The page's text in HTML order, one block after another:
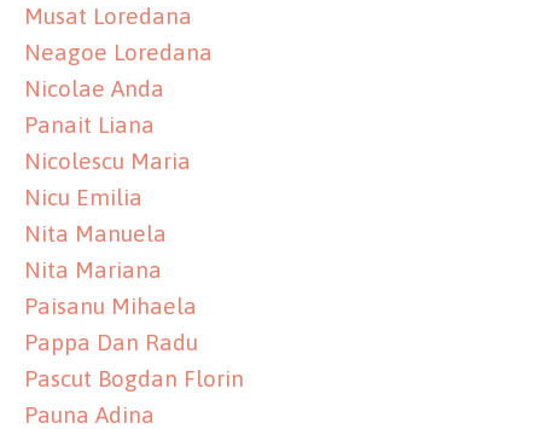
Musat Loredana
Neagoe Loredana
Nicolae Anda
Panait Liana
Nicolescu Maria
Nicu Emilia
Nita Manuela
Nita Mariana
Paisanu Mihaela
Pappa Dan Radu
Pascut Bogdan Florin
Pauna Adina